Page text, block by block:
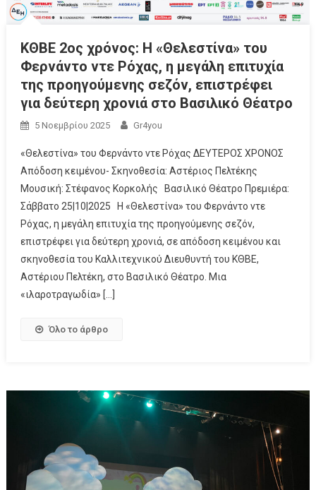
ΚΘΒΕ 2ος χρόνος: Η «Θελεστίνα» του
Φερνάντο ντε Ρόχας, η μεγάλη επιτυχία
της προηγούμενης σεζόν, επιστρέφει
για δεύτερη χρονιά στο Βασιλικό Θέατρο
5 Νοεμβρίου 2025 Gr4you
«Θελεστίνα» του Φερνάντο ντε Ρόχας ΔΕΥΤΕΡΟΣ ΧΡΟΝΟΣ
Απόδοση κειμένου- Σκηνοθεσία: Αστέριος Πελτέκης
Μουσική: Στέφανος Κορκολής Βασιλικό Θέατρο Πρεμιέρα:
Σάββατο 25|10|2025 Η «Θελεστίνα» του Φερνάντο ντε
Ρόχας, η μεγάλη επιτυχία της προηγούμενης σεζόν,
επιστρέφει για δεύτερη χρονιά, σε απόδοση κειμένου και
σκηνοθεσία του Καλλιτεχνικού Διευθυντή του ΚΘΒΕ,
Αστέριου Πελτέκη, στο Βασιλικό Θέατρο. Μια
«ιλαροτραγωδία» […]
Όλο το άρθρο